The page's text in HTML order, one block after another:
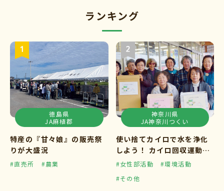
ランキング
徳島県
JA麻植郡
特産の『甘々娘』の販売祭
りが大盛況
#直売所 #農業
神奈川県
JA神奈川つくい
使い捨てカイロで水を浄化
しよう！ カイロ回収運動ス
タート
#女性部活動
#環境活動
#その他